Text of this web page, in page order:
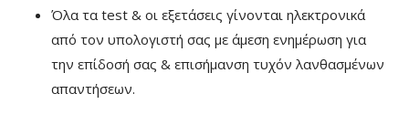
Όλα τα test & οι εξετάσεις γίνονται ηλεκτρονικά
από τον υπολογιστή σας με άμεση ενημέρωση για
την επίδοσή σας & επισήμανση τυχόν λανθασμένων
απαντήσεων.